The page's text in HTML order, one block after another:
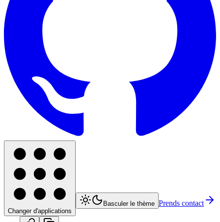
Changer d'applications
Basculer le thème Prends contact